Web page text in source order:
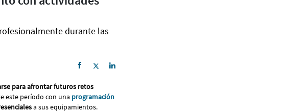
durante las
para afrontar futuros retos
este período con una programación
a sus equipamientos.